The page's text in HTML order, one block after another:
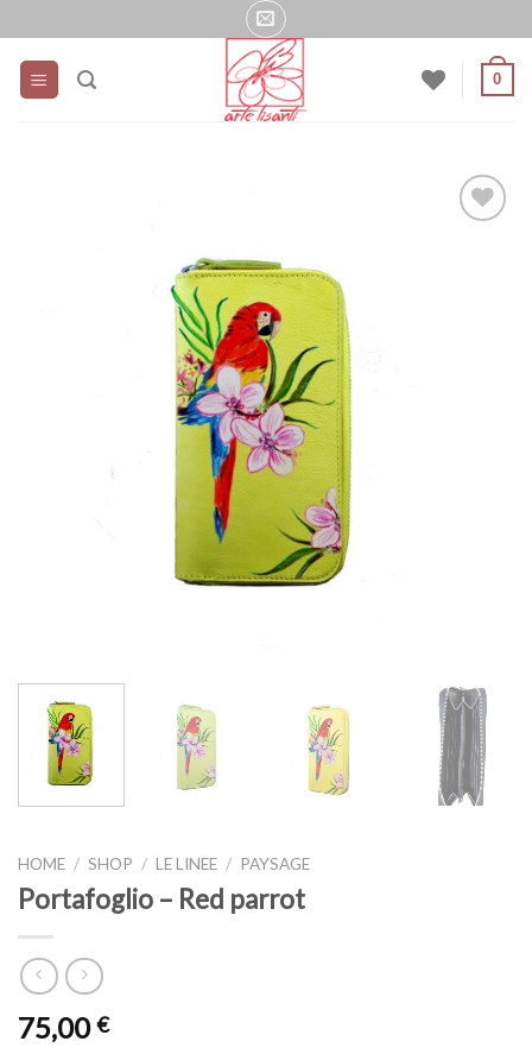
ai
contenuti
0
HOME / SHOP / LE LINEE / PAYSAGE
Portafoglio – Red parrot
75,00€